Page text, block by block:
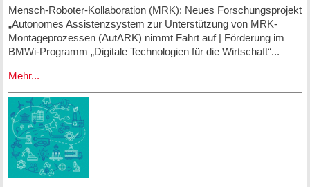
Mensch-Roboter-Kollaboration (MRK): Neues Forschungsprojekt
„Autonomes Assistenzsystem zur Unterstützung von MRK-
Montageprozessen (AutARK) nimmt Fahrt auf | Förderung im
BMWi-Programm „Digitale Technologien für die Wirtschaft“...
Mehr...